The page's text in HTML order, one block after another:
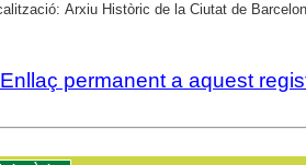
Arxiu Històric de la Ciutat de
Enllaç permanent a aquest